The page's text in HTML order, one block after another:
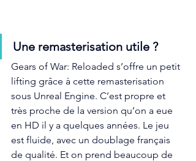
Une remasterisation utile ?
Gears of War: Reloaded s’offre un petit
lifting grâce à cette remasterisation
sous Unreal Engine. C’est propre et
très proche de la version qu’on a eue
en HD il y a quelques années. Le jeu
est fluide, avec un doublage français
de qualité. Et on prend beaucoup de